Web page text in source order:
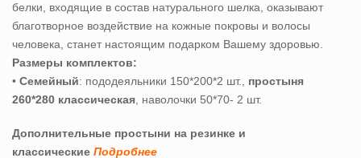
белки, входящие в состав натурального шелка, оказывают
благотворное воздействие на кожные покровы и волосы
человека, станет настоящим подарком Вашему здоровью.
Размеры комплектов:
• Семейный: пододеяльники 150*200*2 шт., простыня
260*280 классическая, наволочки 50*70- 2 шт.
Дополнительные простыни на резинке и
классические Подробнее